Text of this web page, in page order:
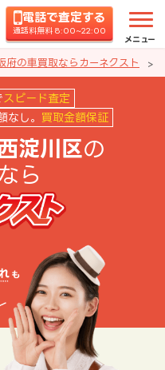
電話で査定する
通話料無料 8:00~22:00
メニュー
府の車買取ならカーネクスト
区の車買取
スピード査定
なし。 買取金額保証
淀川区の
ら